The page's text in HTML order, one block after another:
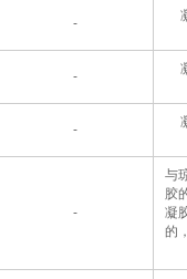
-
-
-
-
与
胶
凝
的